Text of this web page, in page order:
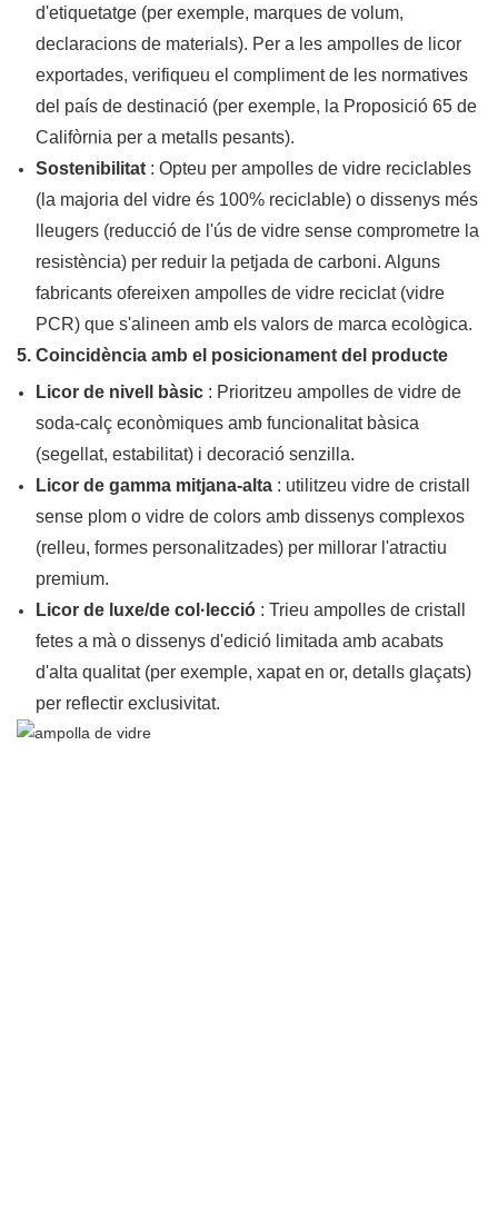
d'etiquetatge (per exemple, marques de volum,
declaracions de materials). Per a les ampolles de licor
exportades, verifiqueu el compliment de les normatives
del país de destinació (per exemple, la Proposició 65 de
Califòrnia per a metalls pesants).
Sostenibilitat: Opteu per ampolles de vidre reciclables
(la majoria del vidre és 100% reciclable) o dissenys més
lleugers (reducció de l'ús de vidre sense comprometre la
resistència) per reduir la petjada de carboni. Alguns
fabricants ofereixen ampolles de vidre reciclat (vidre
PCR) que s'alineen amb els valors de marca ecològica.
5. Coincidència amb el posicionament del producte
Licor de nivell bàsic: Prioritzeu ampolles de vidre de
soda-calç econòmiques amb funcionalitat bàsica
(segellat, estabilitat) i decoració senzilla.
Licor de gamma mitjana-alta: utilitzeu vidre de cristall
sense plom o vidre de colors amb dissenys complexos
(relleu, formes personalitzades) per millorar l'atractiu
premium.
Licor de luxe/de col·lecció: Trieu ampolles de cristall
fetes a mà o dissenys d'edició limitada amb acabats
d'alta qualitat (per exemple, xapat en or, detalls glaçats)
per reflectir exclusivitat.